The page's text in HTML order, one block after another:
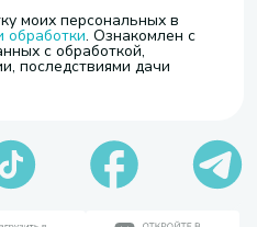
моих персональных в
обработки. Ознакомлен с
с обработкой,
последствиями дачи